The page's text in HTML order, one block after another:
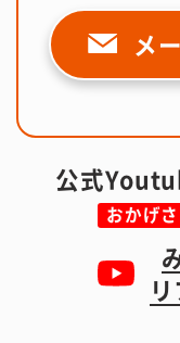
メ
公式
おかげ